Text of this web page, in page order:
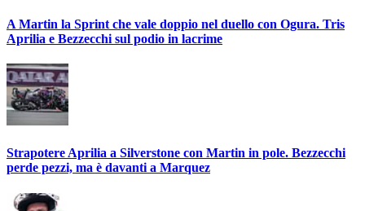
A Martin la Sprint che vale doppio nel duello con Ogura. Tris
Aprilia e Bezzecchi sul podio in lacrime
Strapotere Aprilia a Silverstone con Martin in pole. Bezzecchi
perde pezzi, ma è davanti a Marquez